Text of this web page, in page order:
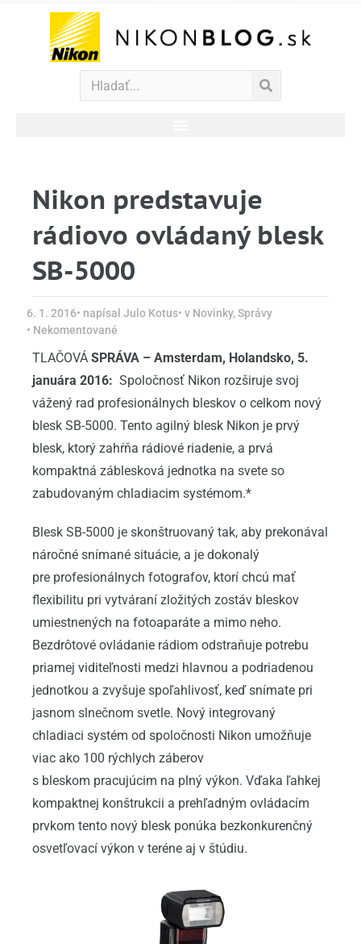
Nikon predstavuje
rádiovo ovládaný blesk
SB-5000
6. 1. 2016• napísal Julo Kotus• v Novinky,Správy
• Nekomentované
TLAČOVÁ SPRÁVA – Amsterdam, Holandsko, 5.
januára 2016: Spoločnosť Nikon rozširuje svoj
vážený rad profesionálnych bleskov o celkom nový
blesk SB-5000. Tento agilný blesk Nikon je prvý
blesk, ktorý zahŕňa rádiové riadenie, a prvá
kompaktná záblesková jednotka na svete so
zabudovaným chladiacim systémom.*
Blesk SB-5000 je skonštruovaný tak, aby prekonával
náročné snímané situácie, a je dokonalý
pre profesionálnych fotografov, ktorí chcú mať
flexibilitu pri vytváraní zložitých zostáv bleskov
umiestnených na fotoaparáte a mimo neho.
Bezdrôtové ovládanie rádiom odstraňuje potrebu
priamej viditeľnosti medzi hlavnou a podriadenou
jednotkou a zvyšuje spoľahlivosť, keď snímate pri
jasnom slnečnom svetle. Nový integrovaný
chladiaci systém od spoločnosti Nikon umožňuje
viac ako 100 rýchlych záberov
s bleskom pracujúcim na plný výkon. Vďaka ľahkej
kompaktnej konštrukcii a prehľadným ovládacím
prvkom tento nový blesk ponúka bezkonkurenčný
osvetľovací výkon v teréne aj v štúdiu.